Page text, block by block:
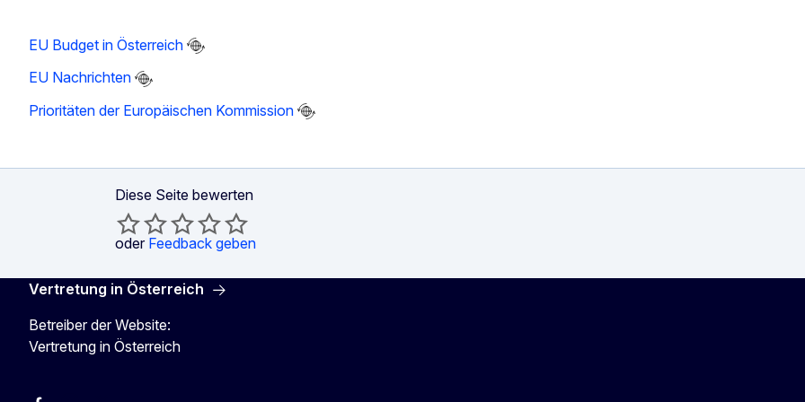
EU Budget in Österreich
EU Nachrichten
Prioritäten der Europäischen Kommission
Diese Seite bewerten
oder Feedback geben
Vertretung in Österreich
Betreiber der Website:
Vertretung in Österreich